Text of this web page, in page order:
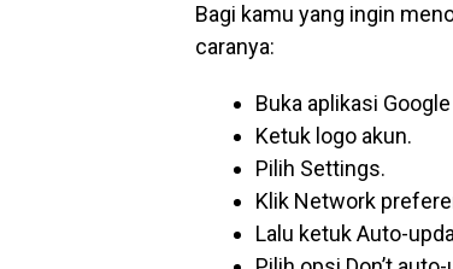
Bagi kamu yang ingin
caranya:
Buka aplikasi
Ketuk logo akun.
Pilih Settings.
Klik Network
Lalu ketuk Auto-